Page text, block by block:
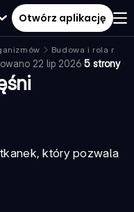
Otwórz aplikację
Budowa i rola
22 lip 2026·5 strony
który pozwala